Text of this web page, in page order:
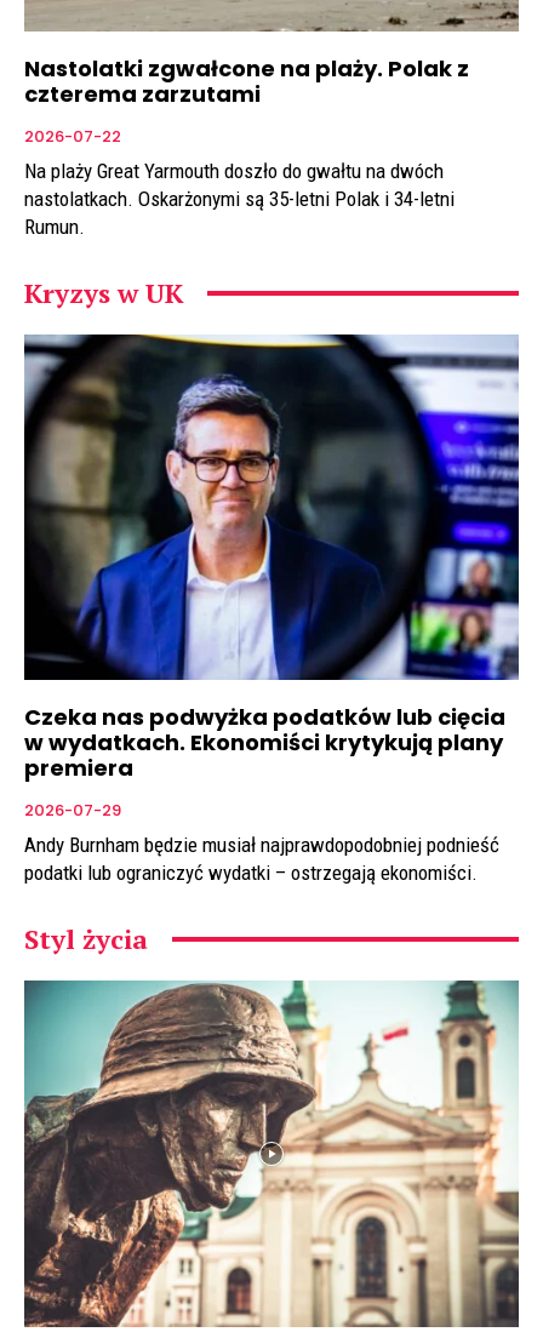
Nastolatki zgwałcone na plaży. Polak z
czterema zarzutami
2026-07-22
Na plaży Great Yarmouth doszło do gwałtu na dwóch
nastolatkach. Oskarżonymi są 35-letni Polak i 34-letni
Rumun.
Kryzys w UK
Czeka nas podwyżka podatków lub cięcia
w wydatkach. Ekonomiści krytykują plany
premiera
2026-07-29
Andy Burnham będzie musiał najprawdopodobniej podnieść
podatki lub ograniczyć wydatki – ostrzegają ekonomiści.
Styl życia